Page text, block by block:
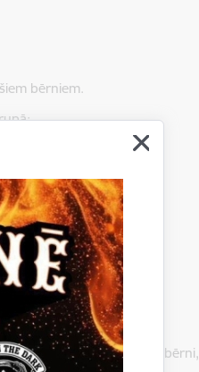
bērniem.
kalendāra gados dzimuši bērni,